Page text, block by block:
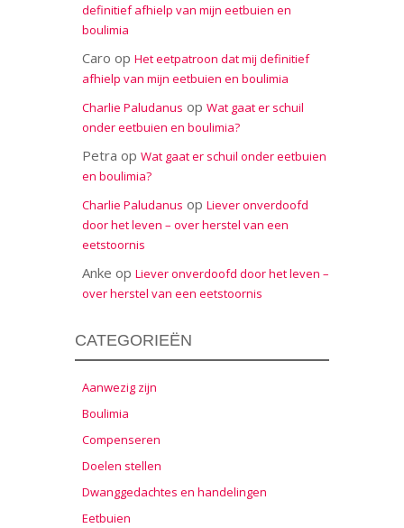
definitief afhielp van mijn eetbuien en
boulimia
Caro op Het eetpatroon dat mij definitief
afhielp van mijn eetbuien en boulimia
Charlie Paludanus op Wat gaat er schuil
onder eetbuien en boulimia?
Petra op Wat gaat er schuil onder eetbuien
en boulimia?
Charlie Paludanus op Liever onverdoofd
door het leven – over herstel van een
eetstoornis
Anke op Liever onverdoofd door het leven –
over herstel van een eetstoornis
CATEGORIEËN
Aanwezig zijn
Boulimia
Compenseren
Doelen stellen
Dwanggedachtes en handelingen
Eetbuien